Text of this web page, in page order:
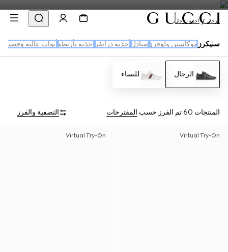
الرجال أحذية للرجال
سنيكرز موكاسين ولوفرز صنادل أحذية درايفر احذية بأربطة أبوات عالية وقصيرة
الرجال للنساء
المنتجات 60 تم الفرز حسب المقترحات التصفية والفرز
Virtual Try-On
Virtual Try-On